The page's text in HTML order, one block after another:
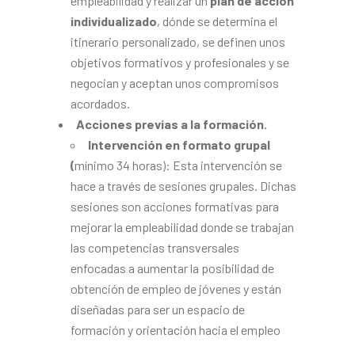
individualizado, dónde se determina el
itinerario personalizado, se definen unos
objetivos formativos y profesionales y se
negocian y aceptan unos compromisos
acordados.
Acciones previas a la formación.
Intervención en formato grupal
(mínimo 34 horas): Esta intervención se
hace a través de sesiones grupales. Dichas
sesiones son acciones formativas para
mejorar la empleabilidad donde se trabajan
las competencias transversales
enfocadas a aumentar la posibilidad de
obtención de empleo de jóvenes y están
diseñadas para ser un espacio de
formación y orientación hacia el empleo